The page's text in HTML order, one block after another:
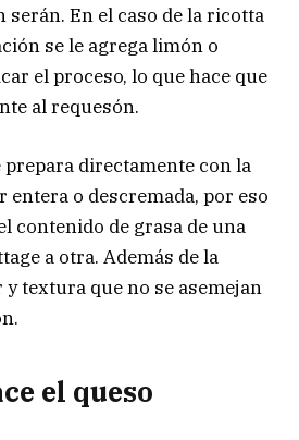
En el caso de la ricotta
se le agrega limón o
el proceso, lo que hace que
al requesón.
prepara directamente con la
entera o descremada, por eso
contenido de grasa de una
a otra. Además de la
textura que no se asemejan
el queso